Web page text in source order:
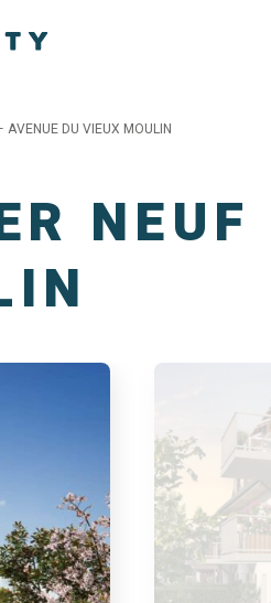
AVENUE DU VIEUX MOULIN